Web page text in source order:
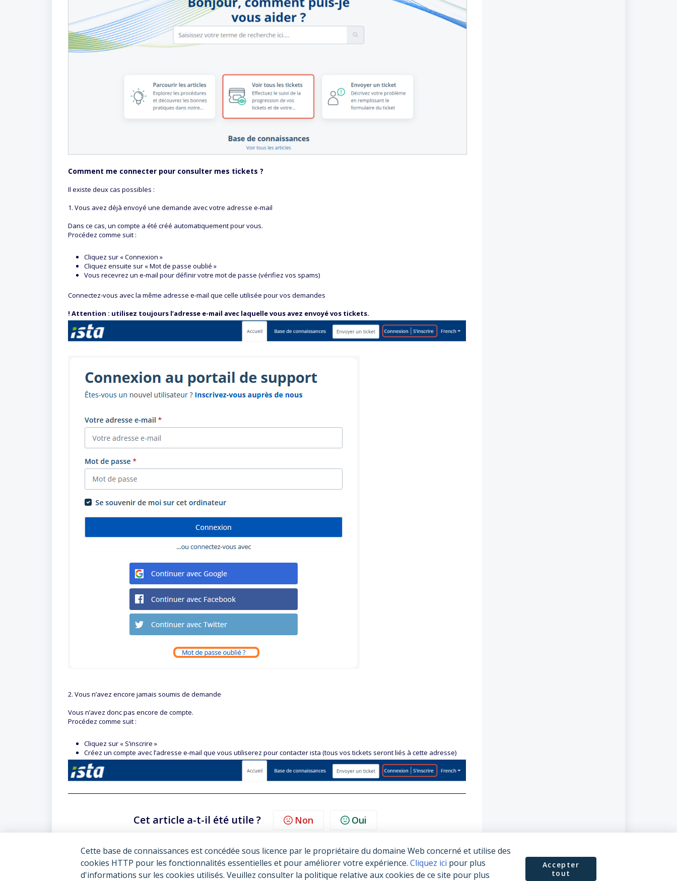
Comment me connecter pour consulter mes tickets ?
Il existe deux cas possibles :
1. Vous avez déjà envoyé une demande avec votre adresse e-mail
Dans ce cas, un compte a été créé automatiquement pour vous.
Procédez comme suit :
Cliquez sur « Connexion »
Cliquez ensuite sur « Mot de passe oublié »
Vous recevrez un e-mail pour définir votre mot de passe (vérifiez vos spams)
Connectez-vous avec la même adresse e-mail que celle utilisée pour vos demandes
! Attention : utilisez toujours l’adresse e-mail avec laquelle vous avez envoyé vos tickets.
2. Vous n’avez encore jamais soumis de demande
Vous n’avez donc pas encore de compte.
Procédez comme suit :
Cliquez sur « S’inscrire »
Créez un compte avec l’adresse e-mail que vous utiliserez pour contacter ista (tous vos tickets seront liés à cette adresse)
Cet article a-t-il été utile ? Non Oui
Cette base de connaissances est concédée sous licence par le propriétaire du domaine Web concerné et utilise des
cookies HTTP pour les fonctionnalités essentielles et pour améliorer votre expérience. Cliquez ici pour plus
d'informations sur les cookies utilisés. Veuillez consulter la politique relative aux cookies de ce site pour plus
Accepter
tout